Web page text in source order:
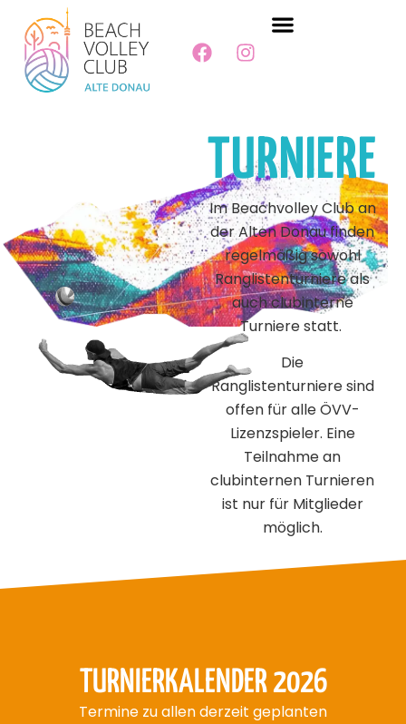
TURNIERE
Im Beachvolley Club an
der Alten Donau finden
regelmäßig sowohl
Ranglistenturniere als
auch clubinterne
Turniere statt.
Die
Ranglistenturnieresind
offen für alle ÖVV-
Lizenzspieler. Eine
Teilnahme an
clubinternen Turnieren
ist nur für Mitglieder
möglich.
TURNIERKALENDER 2026
Termine zu allen derzeit geplanten